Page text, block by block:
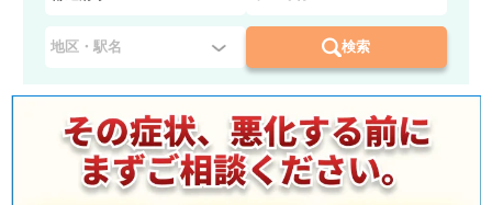
県
を
選
択
：
検索